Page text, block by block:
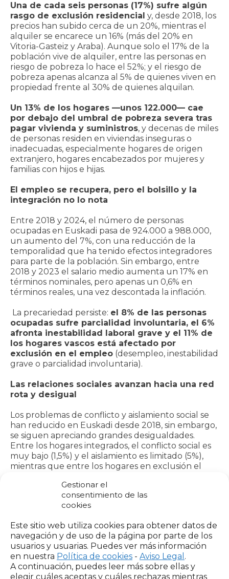
Gestionar el
consentimiento de las
cookies
Este sitio web utiliza cookies para obtener datos de
navegación y de uso de la página por parte de los
usuarios y usuarias. Puedes ver más información
en nuestra Política de cookies - Aviso Legal .
A continuación, puedes leer más sobre ellas y
elegir cuáles aceptas y cuáles rechazas mientras
Una de cada seis personas (17%) sufre algún
rasgo de exclusión residencial y, desde 2018, los
precios han subido cerca de un 20%, mientras el
alquiler se encarece un 16% (más del 20% en
Vitoria-Gasteiz y Araba). Aunque solo el 17% de la
población vive de alquiler, entre las personas en
riesgo de pobreza lo hace el 52%; y el riesgo de
pobreza apenas alcanza al 5% de quienes viven en
propiedad frente al 30% de quienes alquilan.
Un 13% de los hogares —unos 122.000— cae
por debajo del umbral de pobreza severa tras
pagar vivienda y suministros, y decenas de miles
de personas residen en viviendas inseguras o
inadecuadas, especialmente hogares de origen
extranjero, hogares encabezados por mujeres y
familias con hijos e hijas.
El empleo se recupera, pero el bolsillo y la
integración no lo nota
Entre 2018 y 2024, el número de personas
ocupadas en Euskadi pasa de 924.000 a 988.000,
un aumento del 7%, con una reducción de la
temporalidad que ha tenido efectos integradores
para parte de la población. Sin embargo, entre
2018 y 2023 el salario medio aumenta un 17% en
términos nominales, pero apenas un 0,6% en
términos reales, una vez descontada la inflación.
La precariedad persiste: el 8% de las personas
ocupadas sufre parcialidad involuntaria, el 6%
afronta inestabilidad laboral grave y el 11% de
los hogares vascos está afectado por
exclusión en el empleo (desempleo, inestabilidad
grave o parcialidad involuntaria).
Las relaciones sociales avanzan hacia una red
rota y desigual
Los problemas de conflicto y aislamiento social se
han reducido en Euskadi desde 2018, sin embargo,
se siguen apreciando grandes desigualdades.
Entre los hogares integrados, el conflicto social es
muy bajo (1,5%) y el aislamiento es limitado (5%),
mientras que entre los hogares en exclusión el
motivo más frecuente es la nacionalidad o el
origen y, en muchos casos, la discriminación se
traduce en pérdida de oportunidades en el
En Euskadi, el9% de la población sufre
problemas de exclusión en salud , frente al 15%
del conjunto del Estado, y la situación ha mejorado
desde 2018. Sin embargo, los casos más graves —